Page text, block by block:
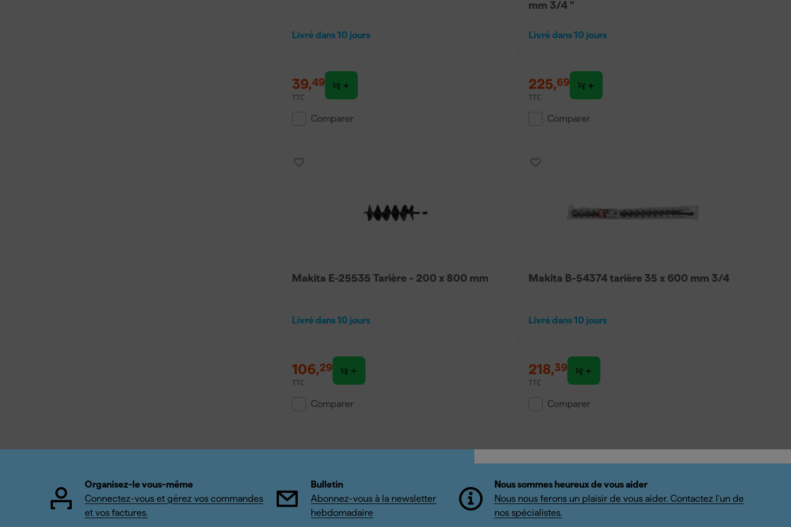
Livré dans 10 jours
39,49
TTC
Comparer
mm 3/4 "
Livré dans 10 jours
225,69
TTC
Comparer
Makita E-25535 Tarière - 200 x 800 mm
Livré dans 10 jours
106,29
TTC
Comparer
Makita B-54374 tarière 35 x 600 mm 3/4
Livré dans 10 jours
218,39
TTC
Comparer
Organisez-le vous-même
Connectez-vous et gérez vos commandes
et vos factures.
Bulletin
Abonnez-vous à la newsletter
hebdomadaire
Nous sommes heureux de vous aider
Nous nous ferons un plaisir de vous aider. Contactez l'un de
nos spécialistes.